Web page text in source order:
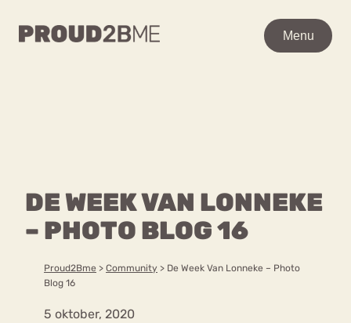
Menu
DE WEEK VAN LONNEKE
– PHOTO BLOG 16
Proud2Bme > Community > De Week Van Lonneke – Photo
Blog 16
5 oktober, 2020
Menu
Content
Over ons
WAAR BEN JE NAAR OP
Over proud2bme
Contact
Vacatures
Privacyverklaring